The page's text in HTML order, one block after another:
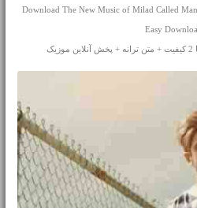
Download The New Music of Milad Called
Easy